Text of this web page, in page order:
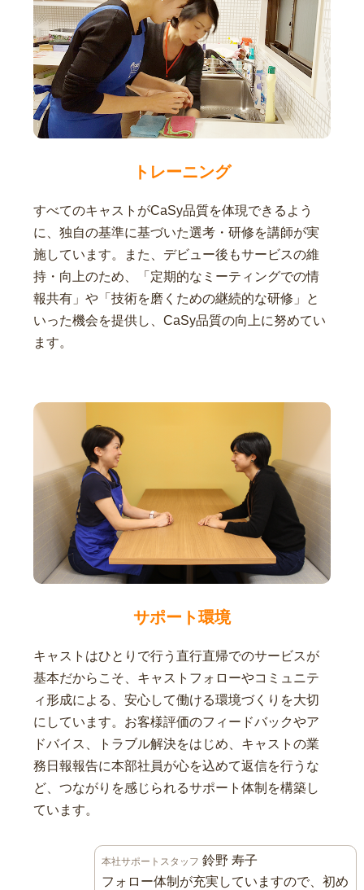
トレーニング
すべてのキャストがCaSy品質を体現できるよう
に、独自の基準に基づいた選考・研修を講師が実
施しています。また、デビュー後もサービスの維
持・向上のため、「定期的なミーティングでの情
報共有」や「技術を磨くための継続的な研修」と
いった機会を提供し、CaSy品質の向上に努めてい
ます。
サポート環境
キャストはひとりで行う直行直帰でのサービスが
基本だからこそ、キャストフォローやコミュニテ
ィ形成による、安心して働ける環境づくりを大切
にしています。お客様評価のフィードバックやア
ドバイス、トラブル解決をはじめ、キャストの業
務日報報告に本部社員が心を込めて返信を行うな
ど、つながりを感じられるサポート体制を構築し
ています。
本社サポートスタッフ 鈴野 寿子
フォロー体制が充実していますので、初め